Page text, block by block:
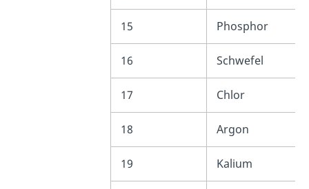
15 Phosphor
16 Schwefel
17 Chlor
18 Argon
19 Kalium